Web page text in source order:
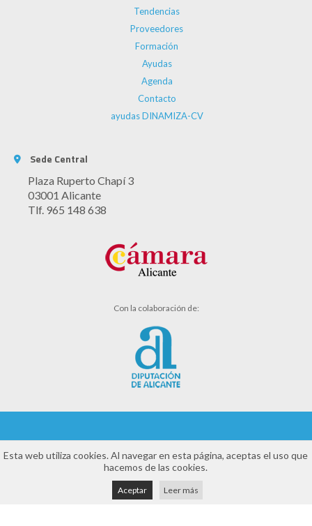
Tendencias
Proveedores
Formación
Ayudas
Agenda
Contacto
ayudas DINAMIZA-CV
Sede Central
Plaza Ruperto Chapí 3
03001 Alicante
Tlf. 965 148 638
Con la colaboración de:
Aviso legal
Política de privacidad
Esta web utiliza cookies. Al navegar en esta página, aceptas el uso que
hacemos de las cookies.
Aceptar Leer más